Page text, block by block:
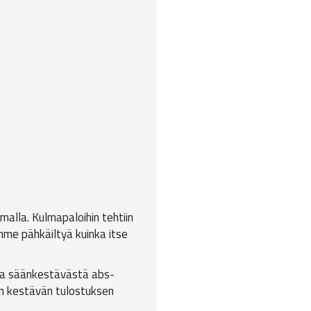
Kulmapaloihin tehtiin
pähkäiltyä kuinka itse
säänkestävästä abs-
kestävän tulostuksen